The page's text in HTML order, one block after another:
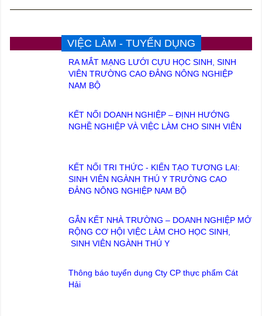
VIỆC LÀM - TUYỂN DỤNG
RA MẮT MẠNG LƯỚI CỰU HỌC SINH, SINH
VIÊN TRƯỜNG CAO ĐẲNG NÔNG NGHIỆP
NAM BỘ
KẾT NỐI DOANH NGHIỆP – ĐỊNH HƯỚNG
NGHỀ NGHIỆP VÀ VIỆC LÀM CHO SINH VIÊN
KẾT NỐI TRI THỨC - KIẾN TẠO TƯƠNG LAI:
SINH VIÊN NGÀNH THÚ Y TRƯỜNG CAO
ĐẲNG NÔNG NGHIỆP NAM BỘ
GẮN KẾT NHÀ TRƯỜNG – DOANH NGHIỆP MỞ
RỘNG CƠ HỘI VIỆC LÀM CHO HỌC SINH,
SINH VIÊN NGÀNH THÚ Y
Thông báo tuyển dụng Cty CP thực phẩm Cát
Hải